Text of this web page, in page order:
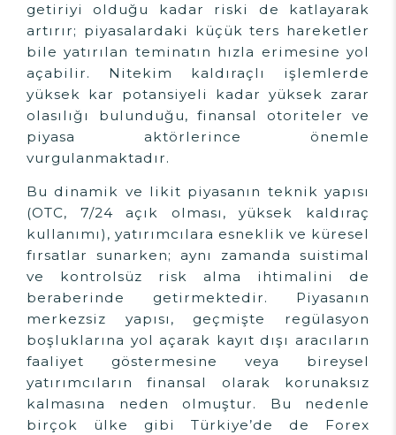
getiriyi olduğu kadar riski de katlayarak
artırır; piyasalardaki küçük ters hareketler
bile yatırılan teminatın hızla erimesine yol
açabilir. Nitekim kaldıraçlı işlemlerde
yüksek kar potansiyeli kadar yüksek zarar
olasılığı bulunduğu, finansal otoriteler ve
piyasa aktörlerince önemle
vurgulanmaktadır.
Bu dinamik ve likit piyasanın teknik yapısı
(OTC, 7/24 açık olması, yüksek kaldıraç
kullanımı), yatırımcılara esneklik ve küresel
fırsatlar sunarken; aynı zamanda suistimal
ve kontrolsüz risk alma ihtimalini de
beraberinde getirmektedir. Piyasanın
merkezsiz yapısı, geçmişte regülasyon
boşluklarına yol açarak kayıt dışı aracıların
faaliyet göstermesine veya bireysel
yatırımcıların finansal olarak korunaksız
kalmasına neden olmuştur. Bu nedenle
birçok ülke gibi Türkiye’de de Forex